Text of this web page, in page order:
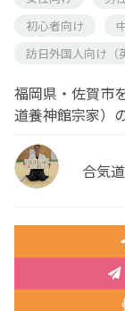
初心者向け
訪日外国人向け（
福岡県・佐賀市
道養神館宗家）
合気